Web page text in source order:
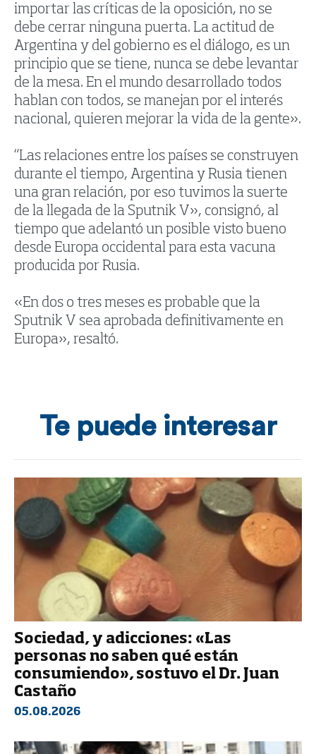
importar las críticas de la oposición, no se
debe cerrar ninguna puerta. La actitud de
Argentina y del gobierno es el diálogo, es un
principio que se tiene, nunca se debe levantar
de la mesa. En el mundo desarrollado todos
hablan con todos, se manejan por el interés
nacional, quieren mejorar la vida de la gente».
“Las relaciones entre los países se construyen
durante el tiempo, Argentina y Rusia tienen
una gran relación, por eso tuvimos la suerte
de la llegada de la Sputnik V», consignó, al
tiempo que adelantó un posible visto bueno
desde Europa occidental para esta vacuna
producida por Rusia.
«En dos o tres meses es probable que la
Sputnik V sea aprobada definitivamente en
Europa», resaltó.
Te puede interesar
Sociedad, y adicciones: «Las
personas no saben qué están
consumiendo», sostuvo el Dr. Juan
Castaño
05.08.2026